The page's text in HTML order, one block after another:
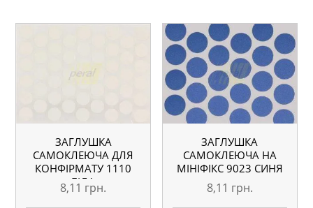
ЗАГЛУШКА
САМОКЛЕЮЧА ДЛЯ
КОНФІРМАТУ 1110
БІЛА
8,11 грн.
ЗАГЛУШКА
САМОКЛЕЮЧА НА
МІНІФІКС 9023 СИНЯ
8,11 грн.